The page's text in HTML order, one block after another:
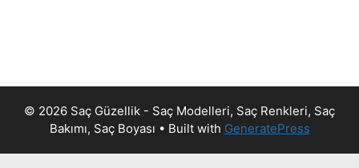
© 2026 Saç Güzellik - Saç Modelleri, Saç Renkleri, Saç
Bakımı, Saç Boyası • Built with GeneratePress